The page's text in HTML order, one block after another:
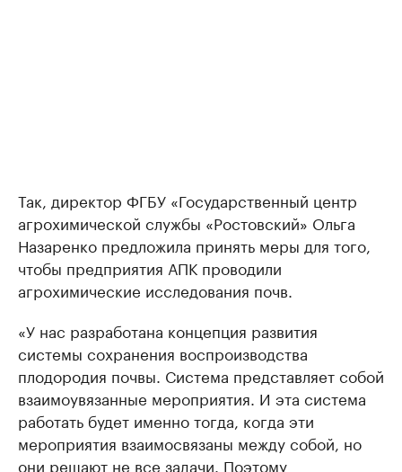
Так, директор ФГБУ «Государственный центр
агрохимической службы «Ростовский» Ольга
Назаренко предложила принять меры для того,
чтобы предприятия АПК проводили
агрохимические исследования почв.
«У нас разработана концепция развития
системы сохранения воспроизводства
плодородия почвы. Система представляет собой
взаимоувязанные мероприятия. И эта система
работать будет именно тогда, когда эти
мероприятия взаимосвязаны между собой, но
они решают не все задачи. Поэтому